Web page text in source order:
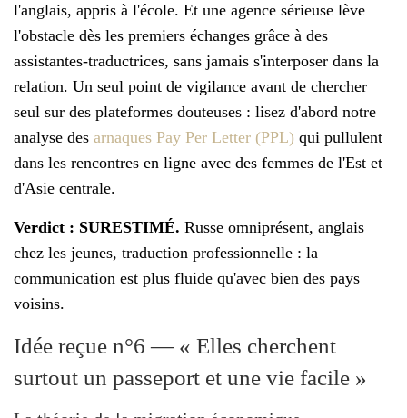
l'anglais, appris à l'école. Et une agence sérieuse lève
l'obstacle dès les premiers échanges grâce à des
assistantes-traductrices, sans jamais s'interposer dans la
relation. Un seul point de vigilance avant de chercher
seul sur des plateformes douteuses : lisez d'abord notre
analyse des arnaques Pay Per Letter (PPL) qui pullulent
dans les rencontres en ligne avec des femmes de l'Est et
d'Asie centrale.
Verdict : SURESTIMÉ. Russe omniprésent, anglais
chez les jeunes, traduction professionnelle : la
communication est plus fluide qu'avec bien des pays
voisins.
Idée reçue n°6 — « Elles cherchent
surtout un passeport et une vie facile »